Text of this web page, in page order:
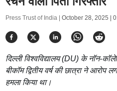
Press Trust of India | October 28, 2025 |
दिल्ली विश्वविद्यालय (DU) के नॉन-
बीकॉम द्वितीय वर्ष की छात्रा ने आरोप
हमला किया था।